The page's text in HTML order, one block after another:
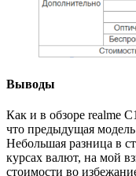
Выводы
Как и в обзоре realme
что предыдущая
Небольшая разница в
курсах валют, на мой
стоимости во